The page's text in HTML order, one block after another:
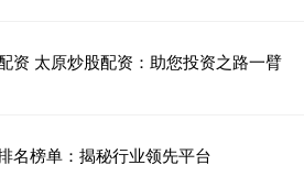
资 太原炒股配资：助您投资之路一臂
名榜单：揭秘行业领先平台